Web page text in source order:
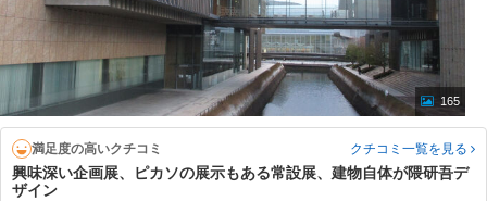
165
満足度の高いクチコミ クチコミ一覧を見る
興味深い企画展、ピカソの展示もある常設展、建物自体が隈研吾デ
ザイン